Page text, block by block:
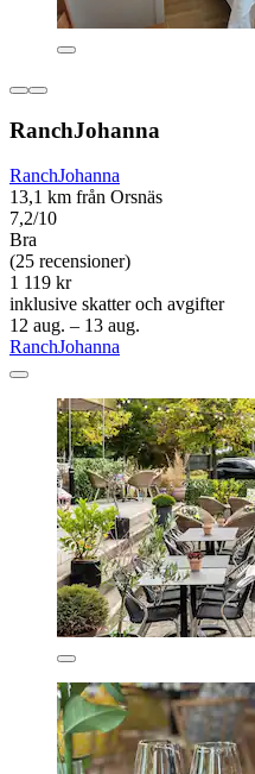
RanchJohanna
RanchJohanna
13,1 km från Orsnäs
7,2/10
Bra
(25 recensioner)
1 119 kr
inklusive skatter och avgifter
12 aug. – 13 aug.
RanchJohanna